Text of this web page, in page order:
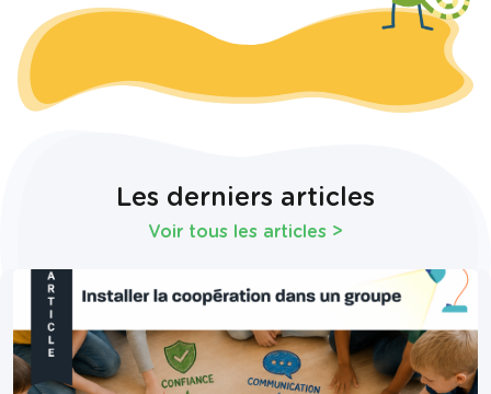
Les derniers articles
Voir tous les articles >